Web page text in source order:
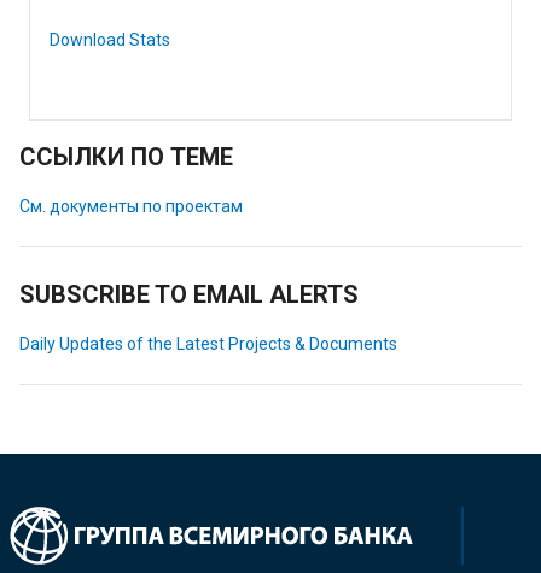
Download Stats
ССЫЛКИ ПО ТЕМЕ
См. документы по проектам
SUBSCRIBE TO EMAIL ALERTS
Daily Updates of the Latest Projects & Documents